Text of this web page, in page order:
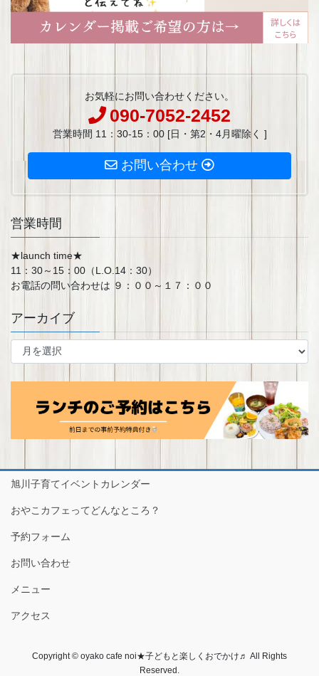
お気軽にお問い合わせください。
090-7052-2452
営業時間 11：30-15：00 [日・第2・4月曜除く ]
お問い合わせ
営業時間
★launch time★
11：30～15：00（L.O.14：30）
お電話の問い合わせは ９：００～１７：００
アーカイブ
旭川子育てイベントカレンダー
おやこカフェってどんなところ？
予約フォーム
お問い合わせ
メニュー
アクセス
Copyright © oyako cafe noi★子どもと楽しくおでかけ♬ All Rights
Reserved.